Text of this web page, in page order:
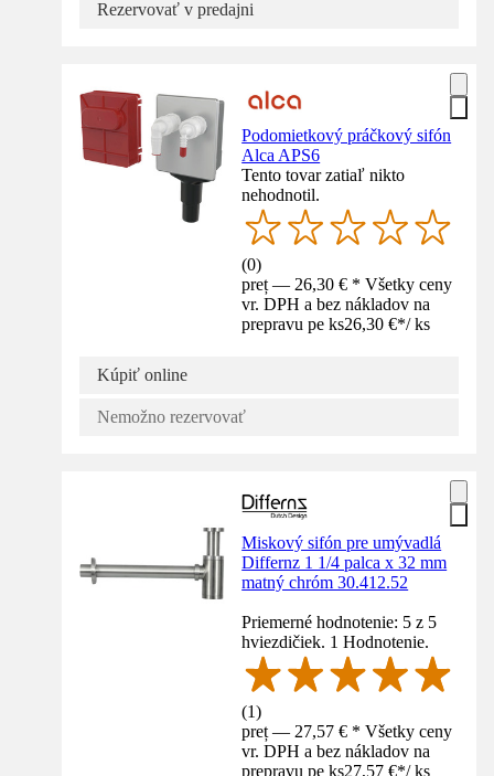
Rezervovať v predajni
Podomietkový práčkový sifón
Alca APS6
Tento tovar zatiaľ nikto
nehodnotil.
(0)
preț — 26,30 € * Všetky ceny
vr. DPH a bez nákladov na
prepravu pe ks26,30 €*/ ks
Kúpiť online
Nemožno rezervovať
Miskový sifón pre umývadlá
Differnz 1 1/4 palca x 32 mm
matný chróm 30.412.52
Priemerné hodnotenie: 5 z 5
hviezdičiek. 1 Hodnotenie.
(1)
preț — 27,57 € * Všetky ceny
vr. DPH a bez nákladov na
prepravu pe ks27,57 €*/ ks